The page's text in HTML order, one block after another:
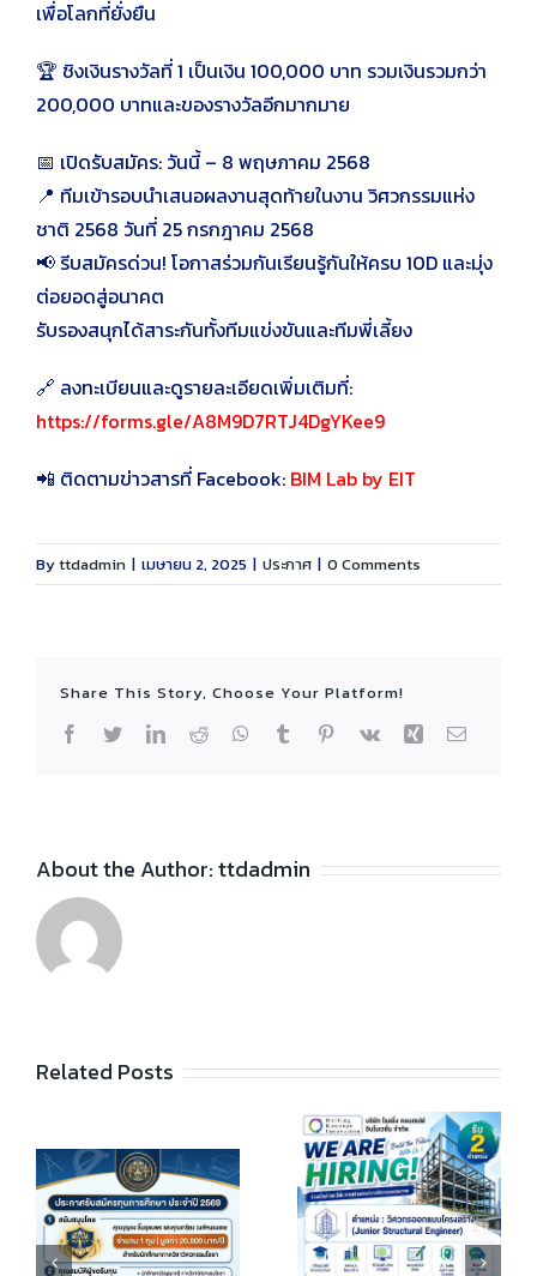
เพื่อโลกที่ยั่งยืน
🏆 ชิงเงินรางวัลที่ 1 เป็นเงิน 100,000 บาท รวมเงินรวมกว่า
200,000 บาทและของรางวัลอีกมากมาย
📅 เปิดรับสมัคร: วันนี้ – 8 พฤษภาคม 2568
📍 ทีมเข้ารอบนำเสนอผลงานสุดท้ายในงาน วิศวกรรมแห่ง
ชาติ 2568 วันที่ 25 กรกฎาคม 2568
📢 รีบสมัครด่วน! โอกาสร่วมกันเรียนรู้กันให้ครบ 10D และมุ่ง
ต่อยอดสู่อนาคต
รับรองสนุกได้สาระกันทั้งทีมแข่งขันและทีมพี่เลี้ยง
🔗 ลงทะเบียนและดูรายละเอียดเพิ่มเติมที่:
https://forms.gle/A8M9D7RTJ4DgYKee9
📲 ติดตามข่าวสารที่ Facebook: BIM Lab by EIT
Byttdadmin | เมษายน 2, 2025 | ประกาศ | 0 Comments
Share This Story, Choose Your Platform!
Facebook
TwitterLinkedIn
Reddit WhatsApp
Tumblr Pinterest
Vk Xing Email
About the Author:ttdadmin
Related Posts
🚀 โอกาสดีๆ สำหรับ
วิศวกรโยธารุ่นใหม่มา
ถึงแล้ว! บริษัท โรลลิ่ง
คอนเซปต์ อินโนเวชั่น
📢📣 ประกาศรับสมัคร
ทุนการศึกษา
“นักศึกษาเก่า